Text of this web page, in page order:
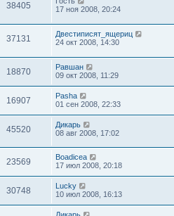
38405
17 ноя 2008, 20:24
37131
Двестиписят_ящериц
24 окт 2008, 14:30
18870
Равшан
09 окт 2008, 11:29
16907
Pasha
01 сен 2008, 22:33
45520
Дикарь
08 авг 2008, 17:02
23569
Boadicea
17 июл 2008, 20:18
30748
Lucky
10 июл 2008, 16:13